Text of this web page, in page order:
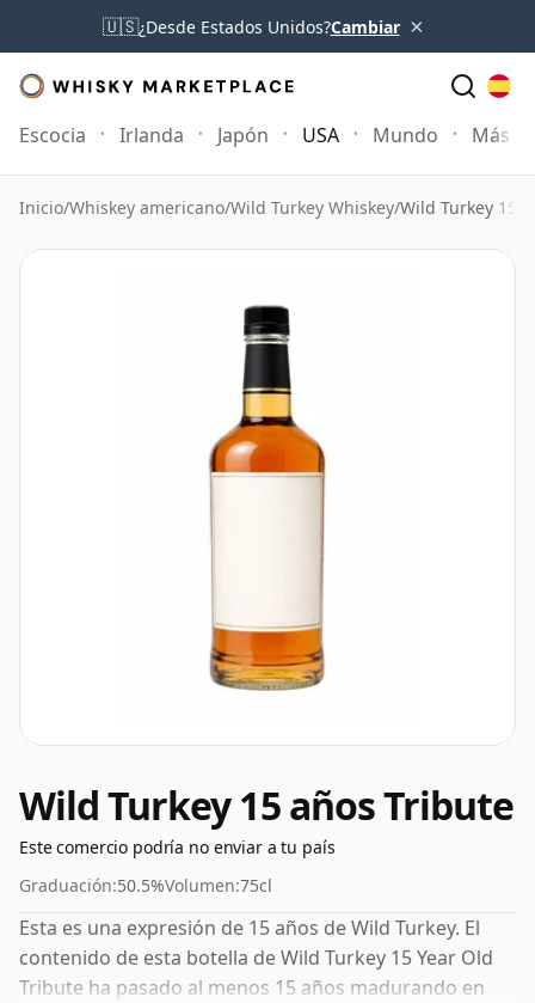
🇺🇸¿Desde Estados Unidos?Cambiar ×
Escocia Irlanda Japón USA Mundo Más
Inicio/Whiskey americano/Wild Turkey Whiskey/Wild Turkey 15
Wild Turkey 15 años Tribute
Este comercio podría no enviar a tu país
Graduación:50.5%Volumen:75cl
Esta es una expresión de 15 años de Wild Turkey. El
contenido de esta botella de Wild Turkey 15 Year Old
Tribute ha pasado al menos 15 años madurando en